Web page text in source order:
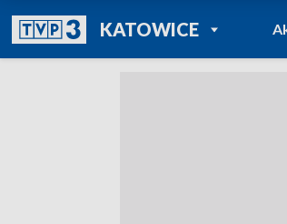
KATOWICEPOWRÓT DO
TVP REGIONY